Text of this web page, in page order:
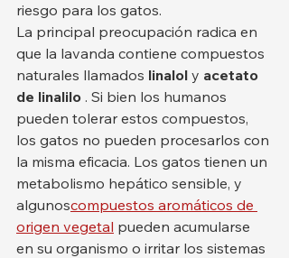
riesgo para los gatos.
La principal preocupación radica en
que la lavanda contiene compuestos
naturales llamados linalol y acetato
de linalilo . Si bien los humanos
pueden tolerar estos compuestos,
los gatos no pueden procesarlos con
la misma eficacia. Los gatos tienen un
metabolismo hepático sensible, y
algunoscompuestos aromáticos de
origen vegetal pueden acumularse
en su organismo o irritar los sistemas